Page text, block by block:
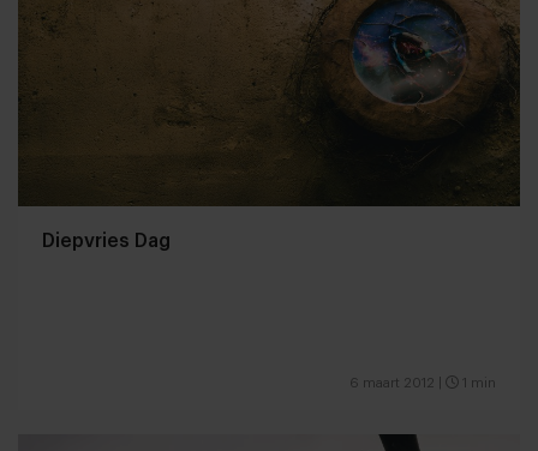
Diepvries Dag
6 maart 2012 1 min